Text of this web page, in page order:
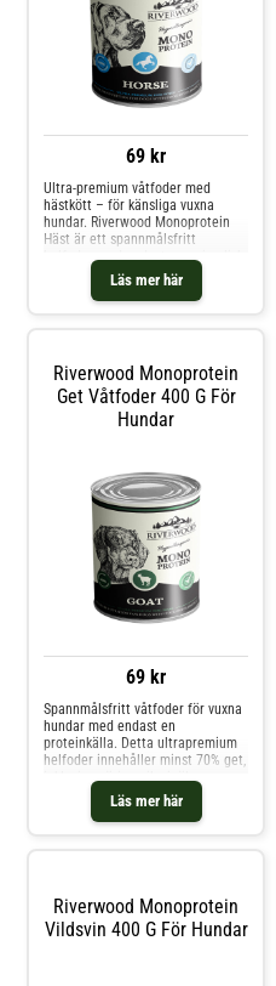
69 kr
Läs mer här
Ultra-premium våtfoder med
hästkött – för känsliga vuxna
hundar. Riverwood Monoprotein
Häst är ett spannmålsfritt
proteinkälla, särskilt utformat för
hundar med foderintoleranser.
Skonsamt ångkokt för att bevara
Riverwood Monoprotein
Get Våtfoder 400 G För
Hundar
69 kr
Läs mer här
Spannmålsfritt våtfoder för vuxna
hundar med endast en
proteinkälla. Detta ultrapremium
helfoder innehåller minst 70% get,
inklusive näringsrika inälvor,
varsamt ångkokt för att bevara
viktiga aminosyror och
näringsämnen. Receptet är
Riverwood Monoprotein
Vildsvin 400 G För Hundar